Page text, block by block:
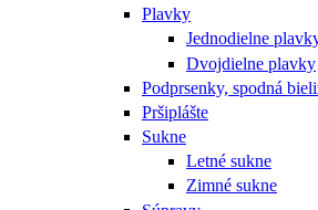
Plavky
Jednodielne
Dvojdielne plavky
Podprsenky, spodná
Pršiplášte
Sukne
Letné sukne
Zimné sukne